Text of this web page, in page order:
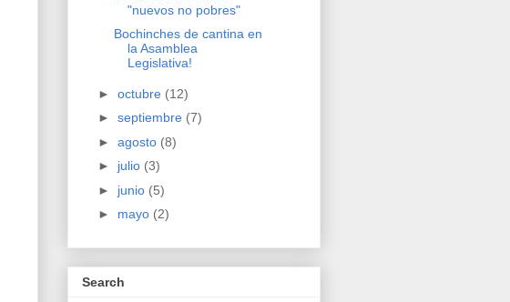
"nuevos no pobres"
Bochinches de cantina en
la Asamblea
Legislativa!
► octubre (12)
► septiembre (7)
► agosto (8)
► julio (3)
► junio (5)
► mayo (2)
Search